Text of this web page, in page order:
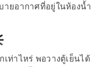
ายอากาศที่อยู่ในห้องน้ำ
ท่าไหร่ พอวางตู้เย็นได้